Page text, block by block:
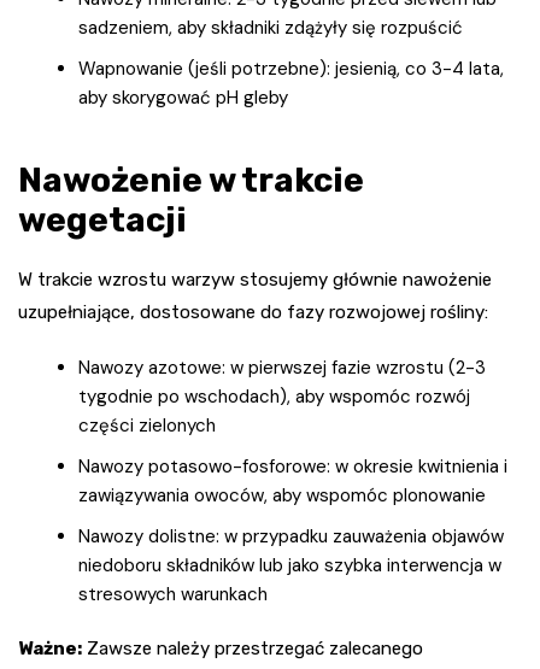
sadzeniem, aby składniki zdążyły się rozpuścić
Wapnowanie (jeśli potrzebne): jesienią, co 3-4 lata,
aby skorygować pH gleby
Nawożenie w trakcie
wegetacji
W trakcie wzrostu warzyw stosujemy głównie nawożenie
uzupełniające, dostosowane do fazy rozwojowej rośliny:
Nawozy azotowe: w pierwszej fazie wzrostu (2-3
tygodnie po wschodach), aby wspomóc rozwój
części zielonych
Nawozy potasowo-fosforowe: w okresie kwitnienia i
zawiązywania owoców, aby wspomóc plonowanie
Nawozy dolistne: w przypadku zauważenia objawów
niedoboru składników lub jako szybka interwencja w
stresowych warunkach
Ważne: Zawsze należy przestrzegać zalecanego